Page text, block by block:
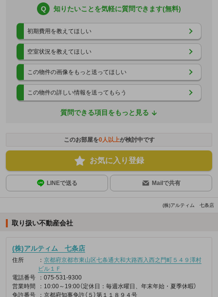
Q 知りたいことを気軽に質問できます(無料)
初期費用を教えてほしい
空室状況を教えてほしい
この物件の画像をもっと送ってほしい
この物件の詳しい情報を送ってもらう
質問できる項目をもっと見る
このお部屋を0人以上が検討中です
お気に入り登録
LINEで送る Mailで共有
(株)アルティム 七条店
取り扱い不動産会社
(株)アルティム 七条店
住所 ： 京都府京都市東山区七条通大和大路西入西之門町５４９澤村
ビル１Ｆ
電話番号
：075-531-9300
営業時間
：10:00～19:00（定休日：毎週水曜日、年末年始・夏季休暇）
免許番号
：京都府知事免許（５）第１１８９４号